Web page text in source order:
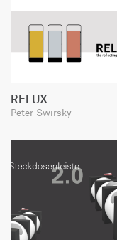
RELUX
Peter Swirsky